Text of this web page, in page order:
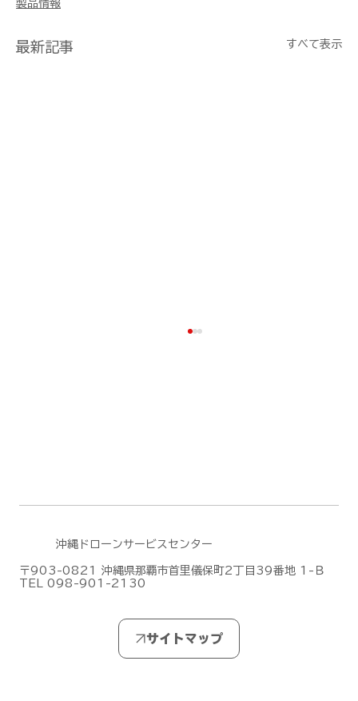
製品情報
最新記事 すべて表示
Mic Mini 2S」を発表しました！
沖縄ドローンサービスセンター
〒903-0821 沖縄県那覇市首里儀保町2丁目39番地 1-Ｂ
TEL 098-901-2130